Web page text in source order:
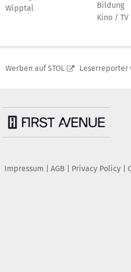
Wipptal
Bildung
Kino / TV
Werben auf STOL Leserreporter
Impressum AGB Privacy Policy|